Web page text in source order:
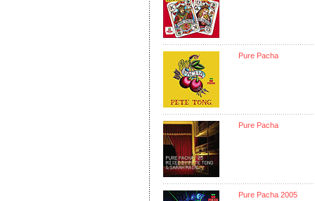
Pure Pacha
Pure Pacha
Pure Pacha 2005